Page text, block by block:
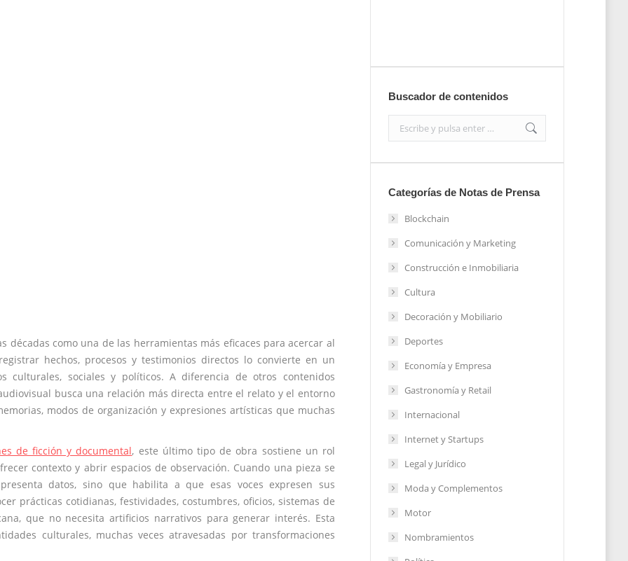
décadas como una de las herramientas más eficaces para acercar al
hechos, procesos y testimonios directos lo convierte en un
culturales, sociales y políticos. A diferencia de otros contenidos
busca una relación más directa entre el relato y el entorno
modos de organización y expresiones artísticas que muchas
de ficción y documental, este último tipo de obra sostiene un rol
contexto y abrir espacios de observación. Cuando una pieza se
datos, sino que habilita a que esas voces expresen sus
prácticas cotidianas, festividades, costumbres, oficios, sistemas de
que no necesita artificios narrativos para generar interés. Esta
culturales, muchas veces atravesadas por transformaciones
Buscador de contenidos
Categorías de Notas de Prensa
Blockchain
Comunicación y Marketing
Construcción e Inmobiliaria
Cultura
Decoración y Mobiliario
Deportes
Economía y Empresa
Gastronomía y Retail
Internacional
Internet y Startups
Legal y Jurídico
Moda y Complementos
Motor
Nombramientos